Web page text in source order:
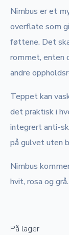
Nimbus er et
overflate som
føttene. Det
rommet, enten
andre
Teppet kan
det praktisk i
integrert anti-
på gulvet uten
Nimbus
hvit, rosa og grå.
På lager